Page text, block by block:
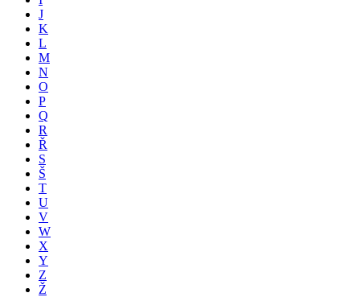
J
K
L
M
N
O
P
Q
R
Ř
S
Š
T
U
V
W
X
Y
Z
Ž